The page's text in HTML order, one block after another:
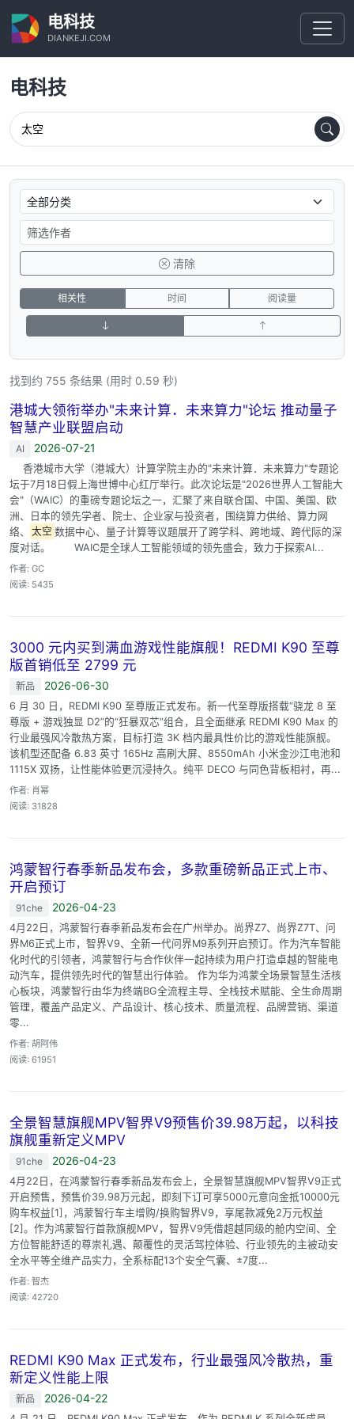
电科技
DIANKEJI.COM
电科技
清除
相关性 时间 阅读量
找到约 755 条结果 (用时 0.59 秒)
港城大领衔举办"未来计算．未来算力"论坛 推动量子
智慧产业联盟启动
AI 2026-07-21
香港城市大学（港城大）计算学院主办的"未来计算．未来算力"专题论
坛于7月18日假上海世博中心红厅举行。此次论坛是"2026世界人工智能大
会"（WAIC）的重磅专题论坛之一，汇聚了来自联合国、中国、美国、欧
洲、日本的领先学者、院士、企业家与投资者，围绕算力供给、算力网
络、
太空 数据中心、量子计算等议题展开了跨学科、跨地域、跨代际的深
度对话。 WAIC是全球人工智能领域的领先盛会，致力于探索AI...
作者: GC
阅读: 5435
3000 元内买到满血游戏性能旗舰！REDMI K90 至尊
版首销低至 2799 元
新品 2026-06-30
6 月 30 日，REDMI K90 至尊版正式发布。新一代至尊版搭载“骁龙 8 至
尊版 + 游戏独显 D2”的“狂暴双芯”组合，且全面继承 REDMI K90 Max 的
行业最强风冷散热方案，目标打造 3K 档内最具性价比的游戏性能旗舰。
该机型还配备 6.83 英寸 165Hz 高刷大屏、8550mAh 小米金沙江电池和
1115X 双扬，让性能体验更沉浸持久。纯平 DECO 与同色背板相衬，再...
作者: 肖幂
阅读: 31828
鸿蒙智行春季新品发布会，多款重磅新品正式上市、
开启预订
91che 2026-04-23
4月22日，鸿蒙智行春季新品发布会在广州举办。尚界Z7、尚界Z7T、问
界M6正式上市，智界V9、全新一代问界M9系列开启预订。作为汽车智能
化时代的引领者，鸿蒙智行与合作伙伴一起持续为用户打造卓越的智能电
动汽车，提供领先时代的智慧出行体验。 作为华为鸿蒙全场景智慧生活核
心板块，鸿蒙智行由华为终端BG全流程主导、全栈技术赋能、全生命周期
管理，覆盖产品定义、产品设计、核心技术、质量流程、品牌营销、渠道
零...
作者: 胡阿伟
阅读: 61951
全景智慧旗舰MPV智界V9预售价39.98万起，以科技
旗舰重新定义MPV
91che 2026-04-23
4月22日，在鸿蒙智行春季新品发布会上，全景智慧旗舰MPV智界V9正式
开启预售，预售价39.98万元起，即刻下订可享5000元意向金抵10000元
购车权益[1]，鸿蒙智行车主增购/换购智界V9，享尾款减免2万元权益
[2]。作为鸿蒙智行首款旗舰MPV，智界V9凭借超越同级的舱内空间、全
方位智能舒适的尊崇礼遇、颠覆性的灵活驾控体验、行业领先的主被动安
全水平等全维产品实力，全系标配13个安全气囊、±7度...
作者: 智杰
阅读: 42720
REDMI K90 Max 正式发布，行业最强风冷散热，重
新定义性能上限
新品 2026-04-22